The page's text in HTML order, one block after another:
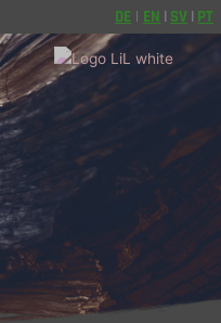
DE | EN | SV | PT